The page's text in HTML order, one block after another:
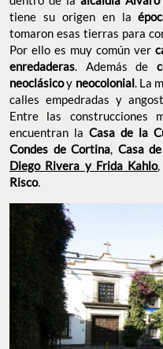
tiene su origen en la
tomaron esas tierras para
Por ello es muy común ver
enredaderas. Además de
neoclásicoy neocolonial. La
calles empedradas y
Entre las construcciones
encuentran la Casa de la
Condes de Cortina, Casa
Diego Rivera y Frida Kahlo,
Risco.